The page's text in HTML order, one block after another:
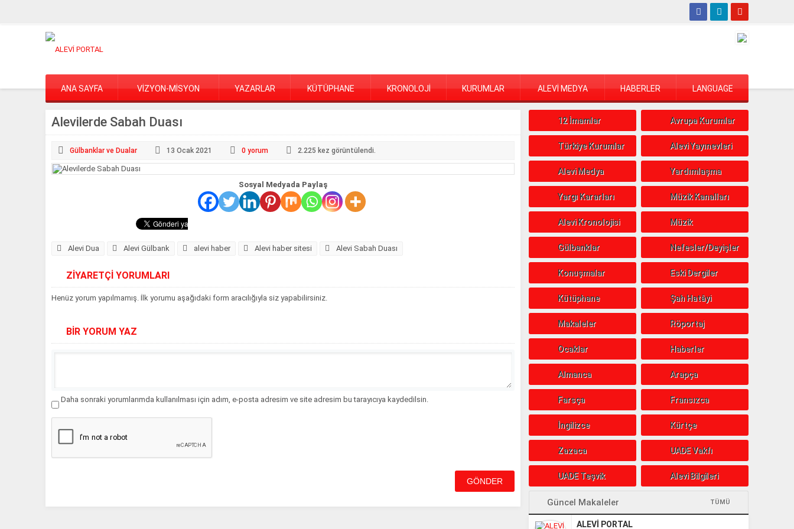
ANA SAYFA VİZYON-MİSYON YAZARLAR KÜTÜPHANE KRONOLOJİ KURUMLAR ALEVİ MEDYA HABERLER LANGUAGE
Alevilerde Sabah Duası
Gülbanklar ve Dualar 13 Ocak 2021 0 yorum 2.225 kez görüntülendi.
Sosyal Medyada Paylaş
Alevi Dua Alevi Gülbank alevi haber Alevi haber sitesi Alevi Sabah Duası
ZİYARETÇİ YORUMLARI
Henüz yorum yapılmamış. İlk yorumu aşağıdaki form aracılığıyla siz yapabilirsiniz.
BİR YORUM YAZ
Daha sonraki yorumlarımda kullanılması için adım, e-posta adresim ve site adresim bu tarayıcıya kaydedilsin.
12 İmamlar Avrupa Kurumlar
Türkiye Kurumlar Alevi Yayınevleri
Alevi Medya Yardımlaşma
Yargı Kararları Müzik Kanalları
Alevi Kronolojisi Müzik
Gülbanklar Nefesler/Deyişler
Konuşmalar Eski Dergiler
Kütüphane Şah Hatâyi
Makaleler Röportaj
Ocaklar Haberler
Almanca Arapça
Farsça Fransızca
İngilizce Kürtçe
Zazaca UADE Vakfı
UADE Teşvik Alevi Bilgileri
Güncel Makaleler TÜMÜ
ALEVİ PORTAL